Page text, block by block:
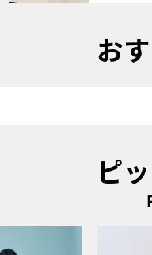
お
ピ